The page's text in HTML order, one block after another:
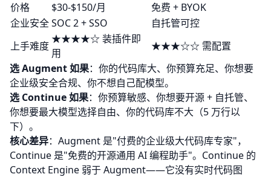
价格
$30-$150/月
免费 + BYOK
企业安全SOC 2 + SSO
自托管可控
上手难度
★★★★☆ 装插件即
用
★★★☆☆ 需配置
选 Augment 如果：你的代码库大、你预算充足、你想要
企业级安全合规、你不想自己配模型。
选 Continue 如果：你预算敏感、你想要开源 + 自托管、
你想要最大模型选择自由、你的代码库不大（5 万行以
下）。
核心差异：Augment 是"付费的企业级大代码库专家"，
Continue 是"免费的开源通用 AI 编程助手"。Continue 的
Context Engine 弱于 Augment——它没有实时代码图